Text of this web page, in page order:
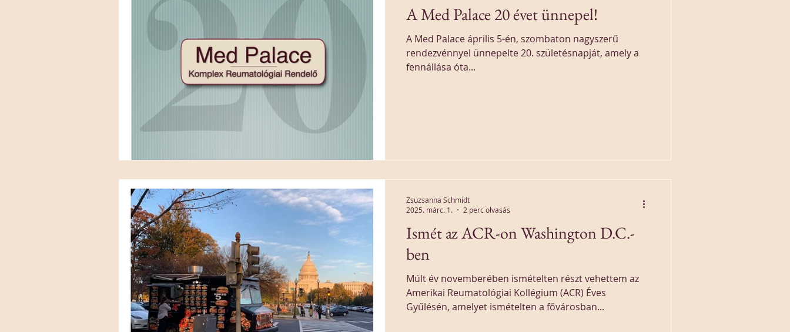
A Med Palace 20 évet ünnepel!
A Med Palace április 5-én, szombaton nagyszerű
rendezvénnyel ünnepelte 20. születésnapját, amely a
fennállása óta...
Ismét az ACR-on Washington D.C.-
ben
Múlt év novemberében ismételten részt vehettem az
Amerikai Reumatológiai Kollégium (ACR) Éves
Gyűlésén, amelyet ismételten a fővárosban...
Zsuzsanna Schmidt
2025. márc. 1.
2 perc olvasás